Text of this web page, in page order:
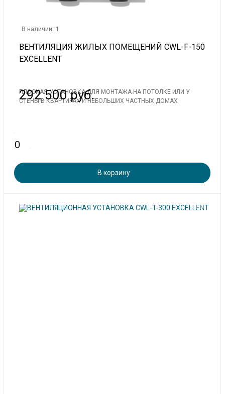
В наличии: 1
ВЕНТИЛЯЦИЯ ЖИЛЫХ ПОМЕЩЕНИЙ CWL-F-150
EXCELLENT
ПЛОСКАЯ УСТАНОВКА ДЛЯ МОНТАЖА НА ПОТОЛКЕ ИЛИ У
СТЕНЫ В КВАРТИРАХ И НЕБОЛЬШИХ ЧАСТНЫХ ДОМАХ
292 500 руб.
В корзину